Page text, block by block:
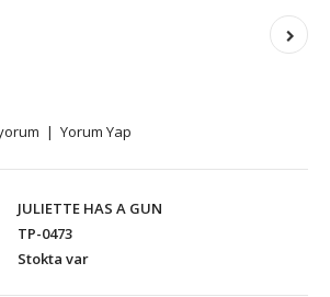
| Yorum Yap
JULIETTE HAS A GUN
TP-0473
Stokta var